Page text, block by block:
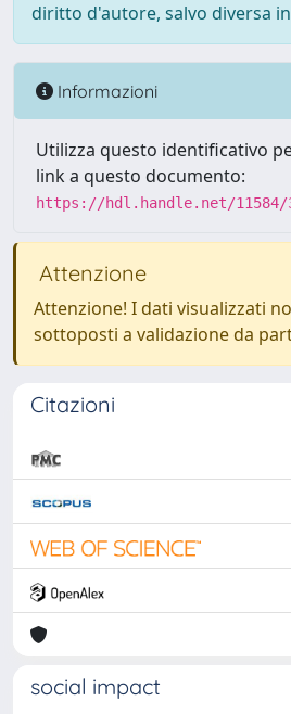
diritto d'autore, salvo diversa
Informazioni
Utilizza questo identificativo
link a questo documento:
https://hdl.handle.net/11584/
Attenzione
Attenzione! I dati visualizzati
sottoposti a validazione da
Citazioni
social impact